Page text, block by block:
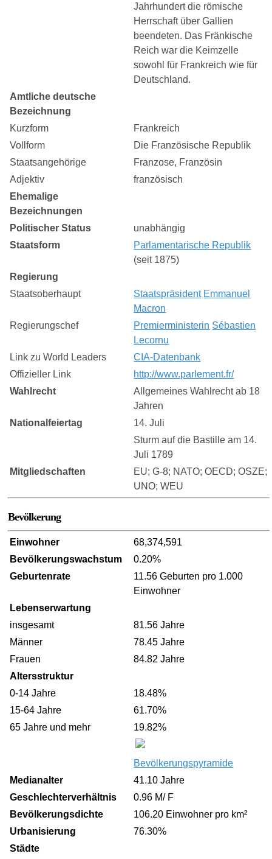
Jahrhundert die römische
Herrschaft über Gallien
beendeten. Das Fränkische
Reich war die Keimzelle
sowohl für Frankreich wie für
Deutschland.
Amtliche deutsche
Bezeichnung
Kurzform
Frankreich
Vollform
Die Französische Republik
Staatsangehörige
Franzose, Französin
Adjektiv
französisch
Ehemalige
Bezeichnungen
Politischer Status
unabhängig
Staatsform
Parlamentarische Republik
(seit 1875)
Regierung
Staatsoberhaupt
Staatspräsident Emmanuel
Macron
Regierungschef
Premierministerin Sébastien
Lecornu
Link zu World Leaders
CIA-Datenbank
Offizieller Link
http://www.parlement.fr/
Wahlrecht
Allgemeines Wahlrecht ab 18
Jahren
Nationalfeiertag
14. Juli
Sturm auf die Bastille am 14.
Juli 1789
Mitgliedschaften
EU; G-8; NATO; OECD; OSZE;
UNO; WEU
Bevölkerung
Einwohner
68,374,591
Bevölkerungswachstum
0.20%
Geburtenrate
11.56 Geburten pro 1.000
Einwohner
Lebenserwartung
insgesamt
81.56 Jahre
Männer
78.45 Jahre
Frauen
84.82 Jahre
Altersstruktur
0-14 Jahre
18.48%
15-64 Jahre
61.70%
65 Jahre und mehr
19.82%
Bevölkerungspyramide
Medianalter
41.10 Jahre
Geschlechterverhältnis
0.96 M/ F
Bevölkerungsdichte
106.20 Einwohner pro km²
Urbanisierung
76.30%
Städte